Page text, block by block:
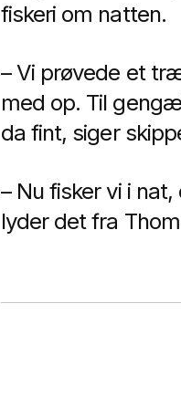
fiskeri om natten.
– Vi prøvede et
med op. Til
da fint, siger
– Nu fisker vi i
lyder det fra